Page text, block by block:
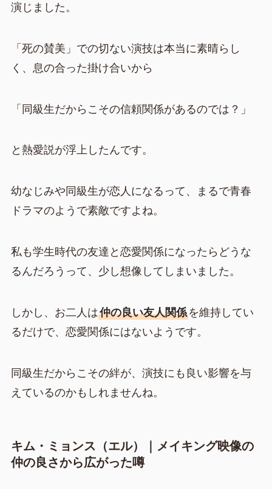
演じました。
「死の賛美」での切ない演技は本当に素晴らし
く、息の合った掛け合いから
「同級生だからこその信頼関係があるのでは？」
と熱愛説が浮上したんです。
幼なじみや同級生が恋人になるって、まるで青春
ドラマのようで素敵ですよね。
私も学生時代の友達と恋愛関係になったらどうな
るんだろうって、少し想像してしまいました。
しかし、お二人は仲の良い友人関係を維持してい
るだけで、恋愛関係にはないようです。
同級生だからこその絆が、演技にも良い影響を与
えているのかもしれませんね。
キム・ミョンス（エル）｜メイキング映像の
仲の良さから広がった噂